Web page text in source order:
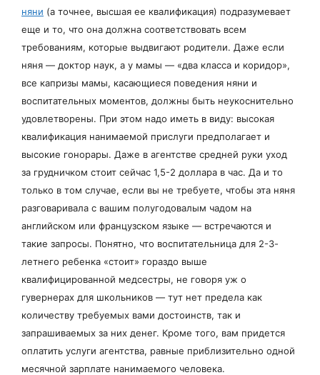
няни (а точнее, высшая ее квалификация) подразумевает
еще и то, что она должна соответствовать всем
требованиям, которые выдвигают родители. Даже если
няня — доктор наук, а у мамы — «два класса и коридор»,
все капризы мамы, касающиеся поведения няни и
воспитательных моментов, должны быть неукоснительно
удовлетворены. При этом надо иметь в виду: высокая
квалификация нанимаемой прислуги предполагает и
высокие гонорары. Даже в агентстве средней руки уход
за грудничком стоит сейчас 1,5-2 доллара в час. Да и то
только в том случае, если вы не требуете, чтобы эта няня
разговаривала с вашим полугодовалым чадом на
английском или французском языке — встречаются и
такие запросы. Понятно, что воспитательница для 2-3-
летнего ребенка «стоит» гораздо выше
квалифицированной медсестры, не говоря уж о
гувернерах для школьников — тут нет предела как
количеству требуемых вами достоинств, так и
запрашиваемых за них денег. Кроме того, вам придется
оплатить услуги агентства, равные приблизительно одной
месячной зарплате нанимаемого человека.